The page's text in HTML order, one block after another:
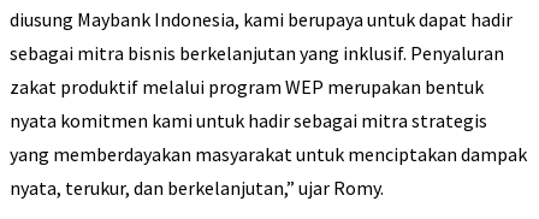
diusung Maybank Indonesia, kami berupaya untuk dapat hadir
sebagai mitra bisnis berkelanjutan yang inklusif. Penyaluran
zakat produktif melalui program WEP merupakan bentuk
nyata komitmen kami untuk hadir sebagai mitra strategis
yang memberdayakan masyarakat untuk menciptakan dampak
nyata, terukur, dan berkelanjutan,” ujar Romy.